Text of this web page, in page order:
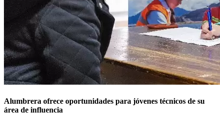
Alumbrera ofrece oportunidades para jóvenes técnicos de su
área de influencia